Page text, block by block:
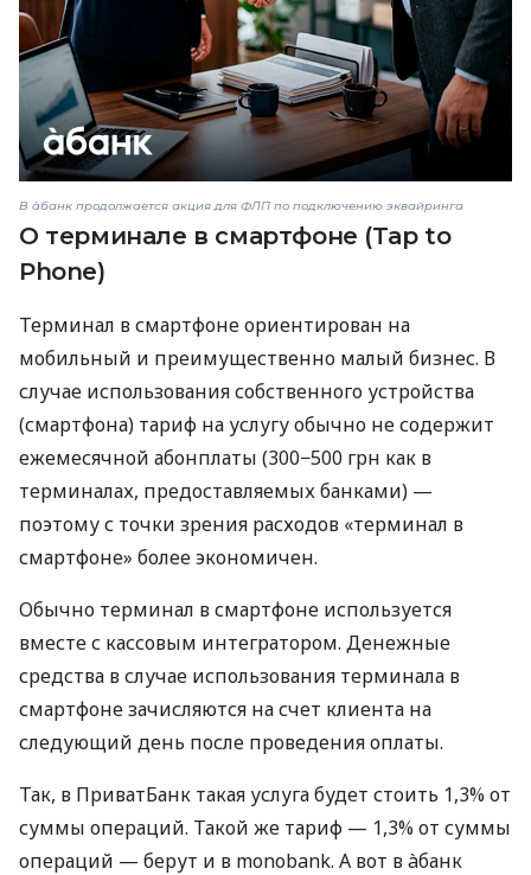
В àбанк продолжается акция для ФЛП по подключению эквайринга
О терминале в смартфоне (Tap to
Phone)
Терминал в смартфоне ориентирован на
мобильный и преимущественно малый бизнес. В
случае использования собственного устройства
(смартфона) тариф на услугу обычно не содержит
ежемесячной абонплаты (300−500 грн как в
терминалах, предоставляемых банками) —
поэтому с точки зрения расходов «терминал в
смартфоне» более экономичен.
Обычно терминал в смартфоне используется
вместе с кассовым интегратором. Денежные
средства в случае использования терминала в
смартфоне зачисляются на счет клиента на
следующий день после проведения оплаты.
Так, в ПриватБанк такая услуга будет стоить 1,3% от
суммы операций. Такой же тариф — 1,3% от суммы
операций — берут и в monobank. А вот в àбанк